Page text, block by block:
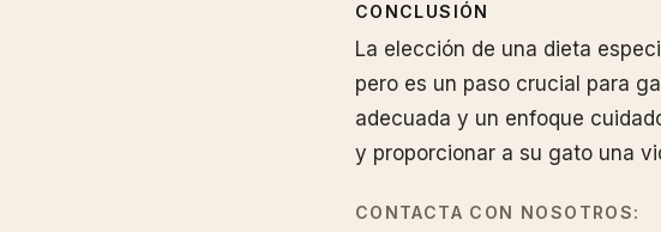
CONCLUSIÓN
La elección de una dieta
pero es un paso crucial para
adecuada y un enfoque
y proporcionar a su gato una
CONTACTA CON NOSOTROS: